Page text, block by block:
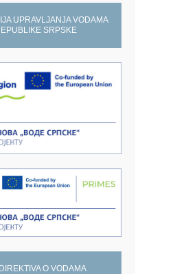
UPRAVLJANJA VODAMA
SRPSKE
O VODAMA